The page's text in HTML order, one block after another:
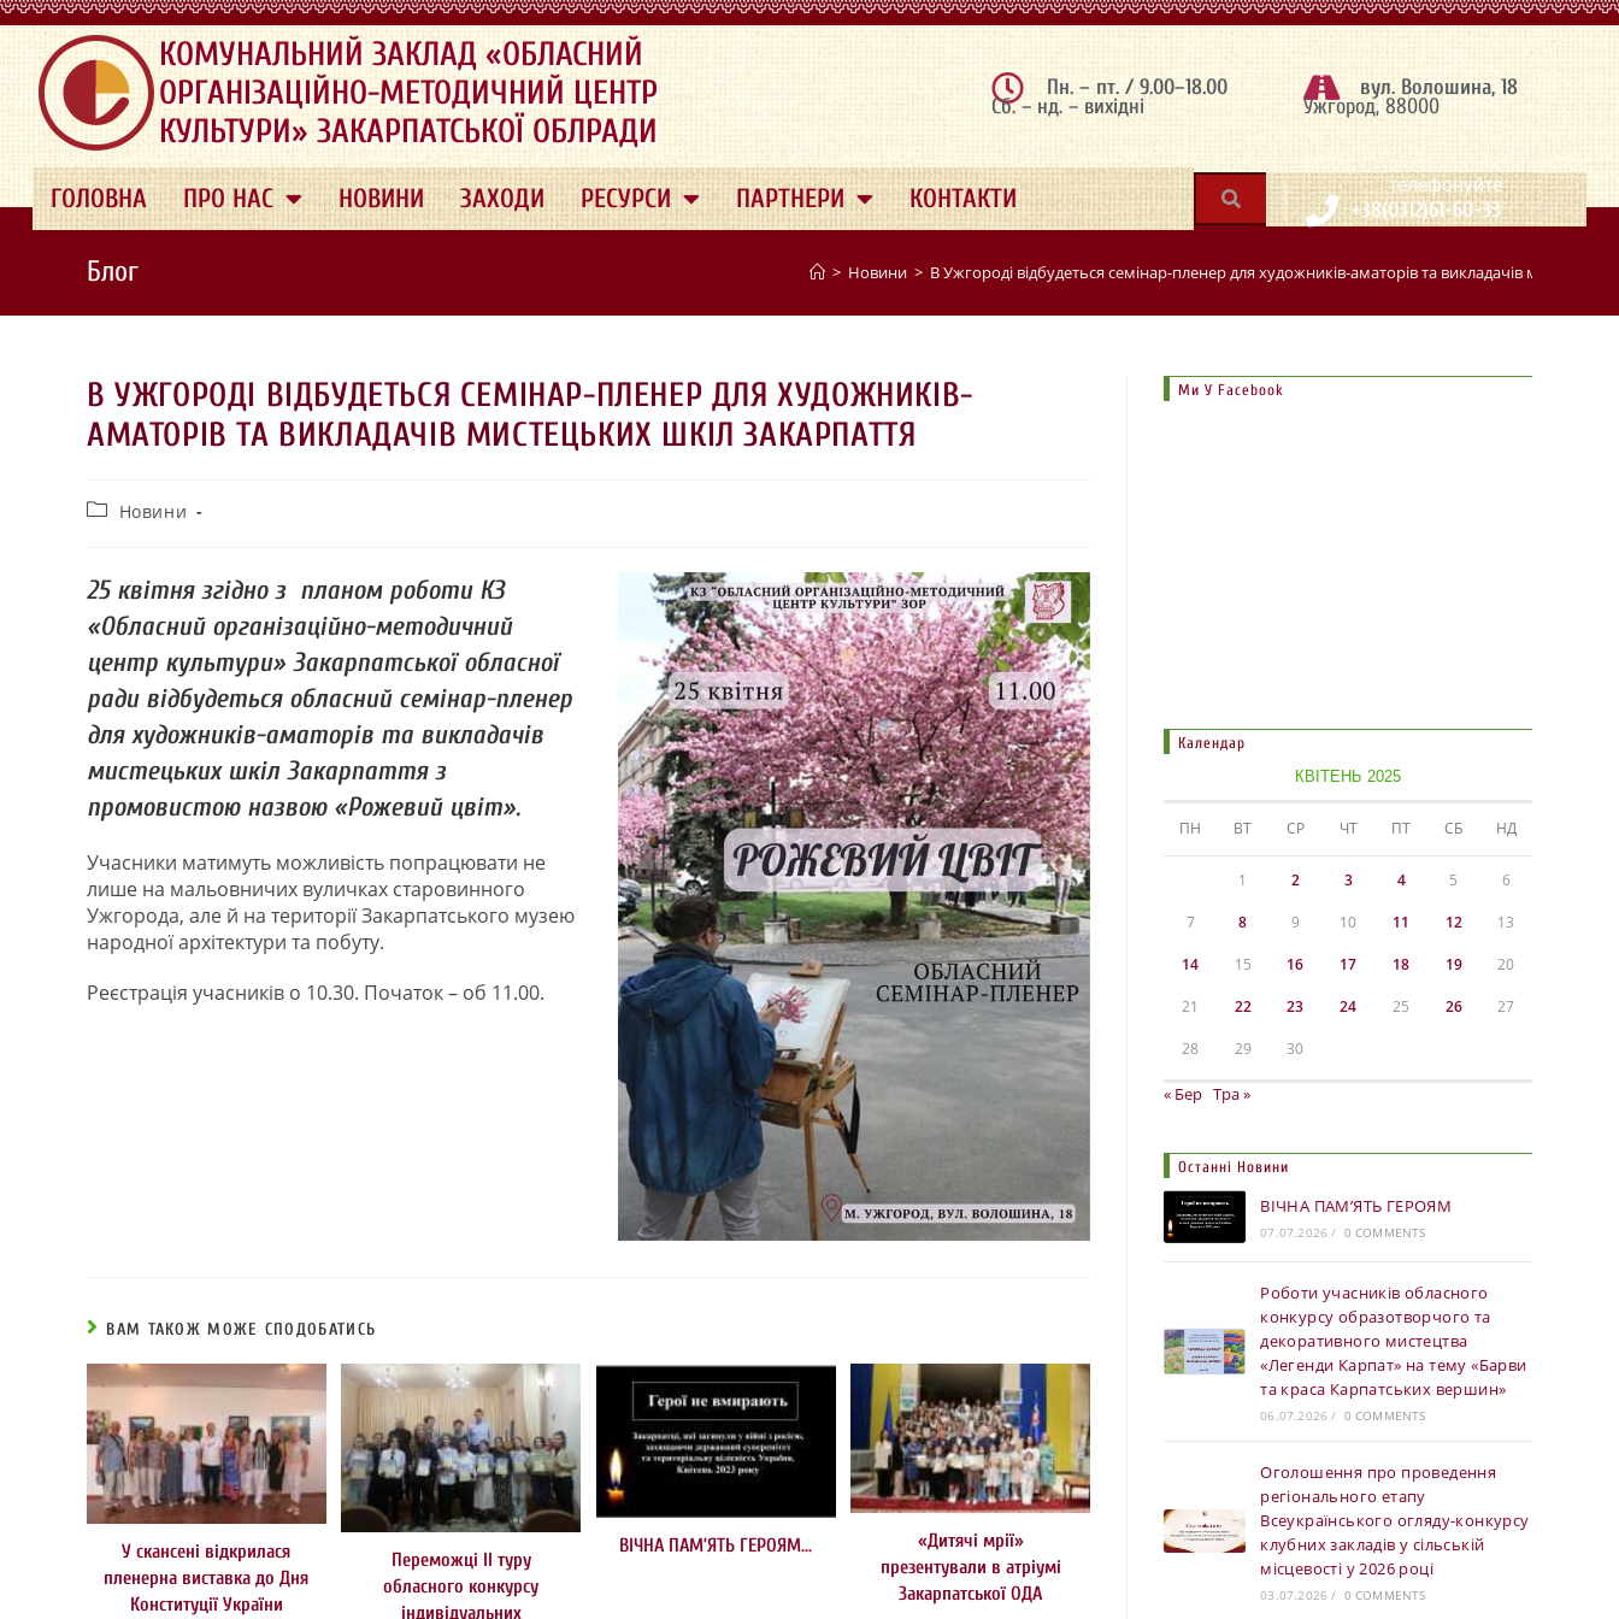
.
КОМУНАЛЬНИЙ ЗАКЛАД «ОБЛАСНИЙ
ОРГАНІЗАЦІЙНО-МЕТОДИЧНИЙ ЦЕНТР
КУЛЬТУРИ» ЗАКАРПАТСЬКОЇ ОБЛРАДИ
Пн. – пт. / 9.00–18.00
Сб. – нд. – вихідні
вул. Волошина, 18
Ужгород, 88000
ГОЛОВНА ПРО НАС НОВИНИ ЗАХОДИ РЕСУРСИ ПАРТНЕРИ КОНТАКТИ | телефонуйте
+38(0312)61-60-33
Блог > Новини > В Ужгороді відбудеться семінар-пленер для художників-аматорів та викладачів
В УЖГОРОДІ ВІДБУДЕТЬСЯ СЕМІНАР-ПЛЕНЕР ДЛЯ ХУДОЖНИКІВ-
АМАТОРІВ ТА ВИКЛАДАЧІВ МИСТЕЦЬКИХ ШКІЛ ЗАКАРПАТТЯ
Новини
25 квітня згідно з планом роботи КЗ
«Обласний організаційно-методичний
центр культури» Закарпатської обласної
ради відбудеться обласний семінар-пленер
для художників-аматорів та викладачів
мистецьких шкіл Закарпаття з
промовистою назвою «Рожевий цвіт».
Учасники матимуть можливість попрацювати не
лише на мальовничих вуличках старовинного
Ужгорода, але й на території Закарпатського музею
народної архітектури та побуту.
Реєстрація учасників о 10.30. Початок – об 11.00.
ВАМ ТАКОЖ МОЖЕ СПОДОБАТИСЬ
У скансені відкрилася
пленерна виставка до Дня
Конституції України
Переможці ІІ туру
обласного конкурсу
індивідуальних
ВІЧНА ПАМ’ЯТЬ ГЕРОЯМ…
«Дитячі мрії»
презентували в атріумі
Закарпатської ОДА
Ми У Facebook
Календар
КВІТЕНЬ 2025
ПН ВТ СР ЧТ ПТ СБ НД
1 2 3 4 5 6
7 8 9 10 11 12 13
14 15 16 17 18 19 20
21 22 23 24 25 26 27
28 29 30
« Бер Тра »
Останні Новини
ВІЧНА ПАМ’ЯТЬ ГЕРОЯМ
07.07.2026 / 0 COMMENTS
Роботи учасників обласного
конкурсу образотворчого та
декоративного мистецтва
«Легенди Карпат» на тему «Барви
та краса Карпатських вершин»
06.07.2026 / 0 COMMENTS
Оголошення про проведення
регіонального етапу
Всеукраїнського огляду-конкурсу
клубних закладів у сільській
місцевості у 2026 році
03.07.2026 / 0 COMMENTS